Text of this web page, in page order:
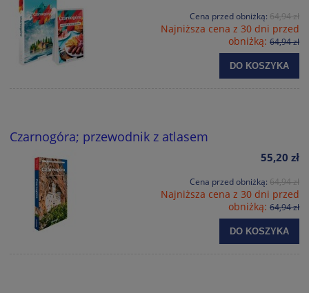
Cena przed obniżką: 64,94 zł
Najniższa cena z 30 dni przed
obniżką: 64,94 zł
DO KOSZYKA
Czarnogóra; przewodnik z atlasem
55,20 zł
Cena przed obniżką: 64,94 zł
Najniższa cena z 30 dni przed
obniżką: 64,94 zł
DO KOSZYKA